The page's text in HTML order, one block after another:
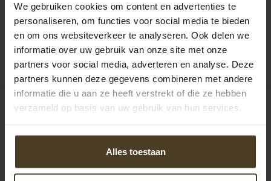
We gebruiken cookies om content en advertenties te
personaliseren, om functies voor social media te bieden
en om ons websiteverkeer te analyseren. Ook delen we
informatie over uw gebruik van onze site met onze
partners voor social media, adverteren en analyse. Deze
partners kunnen deze gegevens combineren met andere
informatie die u aan ze heeft verstrekt of die ze hebben
verzameld op basis van uw gebruik van hun services.
Alles toestaan
Bel ons
Klanten beoordelen
beoordelingen